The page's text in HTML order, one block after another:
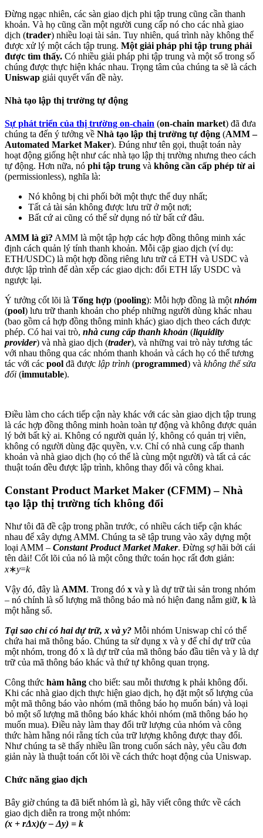
Đừng ngạc nhiên, các sàn giao dịch phi tập trung cũng cần thanh
khoản. Và họ cũng cần một người cung cấp nó cho các nhà giao
dịch (trader) nhiều loại tài sản. Tuy nhiên, quá trình này không thể
được xử lý một cách tập trung. Một giải pháp phi tập trung phải
được tìm thấy. Có nhiều giải pháp phi tập trung và một số trong số
chúng được thực hiện khác nhau. Trọng tâm của chúng ta sẽ là cách
Uniswap giải quyết vấn đề này.
Nhà tạo lập thị trường tự động
Sự phát triển của thị trường on-chain (on-chain market) đã đưa
chúng ta đến ý tưởng về Nhà tạo lập thị trường tự động (AMM –
Automated Market Maker). Đúng như tên gọi, thuật toán này
hoạt động giống hệt như các nhà tạo lập thị trường nhưng theo cách
tự động. Hơn nữa, nó phi tập trung và không cần cấp phép từ ai
(permissionless), nghĩa là:
Nó không bị chi phối bởi một thực thể duy nhất;
Tất cả tài sản không được lưu trữ ở một nơi;
Bất cứ ai cũng có thể sử dụng nó từ bất cứ đâu.
AMM là gì? AMM là một tập hợp các hợp đồng thông minh xác
định cách quản lý tính thanh khoản. Mỗi cặp giao dịch (ví dụ:
ETH/USDC) là một hợp đồng riêng lưu trữ cả ETH và USDC và
được lập trình để dàn xếp các giao dịch: đổi ETH lấy USDC và
ngược lại.
Ý tưởng cốt lõi là Tổng hợp (pooling): Mỗi hợp đồng là một nhóm
(pool) lưu trữ thanh khoản cho phép những người dùng khác nhau
(bao gồm cả hợp đồng thông minh khác) giao dịch theo cách được
phép. Có hai vai trò, nhà cung cấp thanh khoản (liquidity
provider) và nhà giao dịch (trader), và những vai trò này tương tác
với nhau thông qua các nhóm thanh khoản và cách họ có thể tương
tác với các pool đã được lập trình (programmed) và không thể sửa
đổi (immutable).
Điều làm cho cách tiếp cận này khác với các sàn giao dịch tập trung
là các hợp đồng thông minh hoàn toàn tự động và không được quản
lý bởi bất kỳ ai. Không có người quản lý, không có quản trị viên,
không có người dùng đặc quyền, v.v. Chỉ có nhà cung cấp thanh
khoản và nhà giao dịch (họ có thể là cùng một người) và tất cả các
thuật toán đều được lập trình, không thay đổi và công khai.
Constant Product Market Maker (CFMM) – Nhà
tạo lập thị trường tích không đổi
Như tôi đã đề cập trong phần trước, có nhiều cách tiếp cận khác
nhau để xây dựng AMM. Chúng ta sẽ tập trung vào xây dựng một
loại AMM – Constant Product Market Maker. Đừng sợ hãi bởi cái
tên dài! Cốt lõi của nó là một công thức toán học rất đơn giản:
x∗y=k
Vậy đó, đây là AMM. Trong đó x và y là dự trữ tài sản trong nhóm
– nó chính là số lượng mã thông báo mà nó hiện đang nắm giữ, k là
một hằng số.
Tại sao chỉ có hai dự trữ, x và y? Mỗi nhóm Uniswap chỉ có thể
chứa hai mã thông báo. Chúng ta sử dụng x và y để chỉ dự trữ của
một nhóm, trong đó x là dự trữ của mã thông báo đầu tiên và y là dự
trữ của mã thông báo khác và thứ tự không quan trọng.
Công thức hàm hằng cho biết: sau mỗi thương k phải không đổi.
Khi các nhà giao dịch thực hiện giao dịch, họ đặt một số lượng của
một mã thông báo vào nhóm (mã thông báo họ muốn bán) và loại
bỏ một số lượng mã thông báo khác khỏi nhóm (mã thông báo họ
muốn mua). Điều này làm thay đổi trữ lượng của nhóm và công
thức hàm hằng nói rằng tích của trữ lượng không được thay đổi.
Như chúng ta sẽ thấy nhiều lần trong cuốn sách này, yêu cầu đơn
giản này là thuật toán cốt lõi về cách thức hoạt động của Uniswap.
Chức năng giao dịch
Bây giờ chúng ta đã biết nhóm là gì, hãy viết công thức về cách
giao dịch diễn ra trong một nhóm:
(x + rΔx)(y – Δy) = k